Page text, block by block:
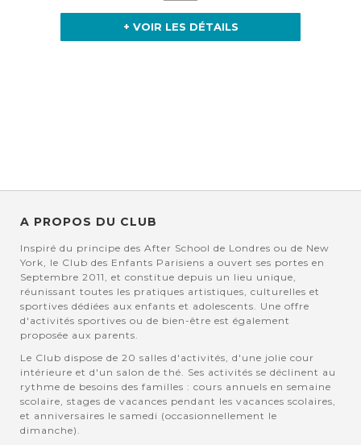
+ VOIR LES DÉTAILS
A PROPOS DU CLUB
Inspiré du principe des After School de Londres ou de New
York, le Club des Enfants Parisiens a ouvert ses portes en
Septembre 2011, et constitue depuis un lieu unique,
réunissant toutes les pratiques artistiques, culturelles et
sportives dédiées aux enfants et adolescents. Une offre
d'activités sportives ou de bien-être est également
proposée aux parents.
Le Club dispose de 20 salles d'activités, d'une jolie cour
intérieure et d'un salon de thé. Ses activités se déclinent au
rythme de besoins des familles : cours annuels en semaine
scolaire, stages de vacances pendant les vacances scolaires,
et anniversaires le samedi (occasionnellement le
dimanche).